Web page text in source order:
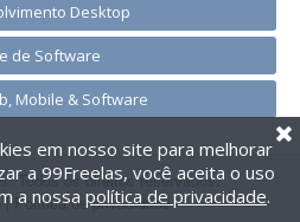
Desktop
de Software
Mobile & Software
Todos os direitos reservados.
| Política de privacidade
em nosso site para melhorar
a 99Freelas, você aceita o uso
a nossa política de privacidade.